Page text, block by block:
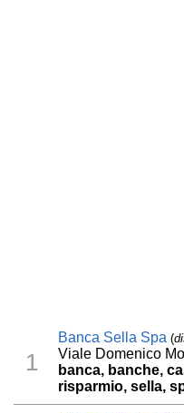
1
Banca Sella Spa (
Viale Domenico
banca, banche,
risparmio, sella,